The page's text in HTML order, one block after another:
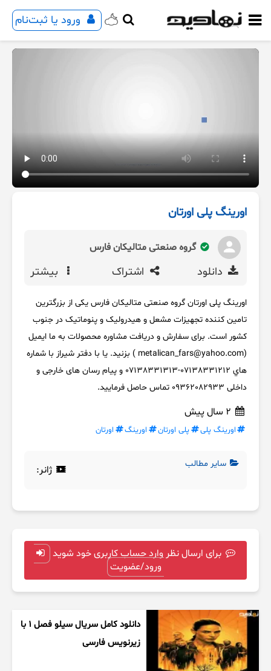
ورود یا ثبت‌نام
اورینگ پلی اورتان
گروه صنعتی متالیکان فارس
دانلود اشتراک بیشتر
اورینگ پلی اورتان گروه صنعتی متالیکان فارس یکی از بزرگترین
تامین کننده تجهیزات مشعل و هیدرولیک و پنوماتیک در جنوب
کشور است. برای سفارش و دریافت مشاوره محصولات به ما ایمیل
(metalican_fars@yahoo.com ) بزنید. یا با دفتر شیراز با شماره
هاي 07138331212-07138331313 و پیام رسان های خارجی و
داخلی 09362082933 تماس حاصل فرمایید.
اورینگ پلی پلی اورتان اورینگ اورتان
سایر مطالب ژانر:
برای ارسال نظر وارد حساب کاربری خود شوید
ورود/عضویت
دانلود کامل سریال سیلو فصل ۱ با
زیرنویس فارسی